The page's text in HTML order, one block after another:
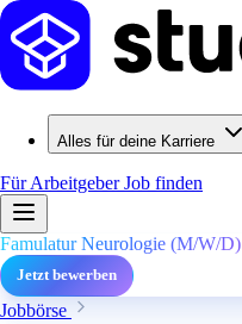
Alles für deine Karriere
Für ArbeitgeberJob finden
Famulatur Neurologie (M/W/D)
Jetzt bewerben
Jobbörse